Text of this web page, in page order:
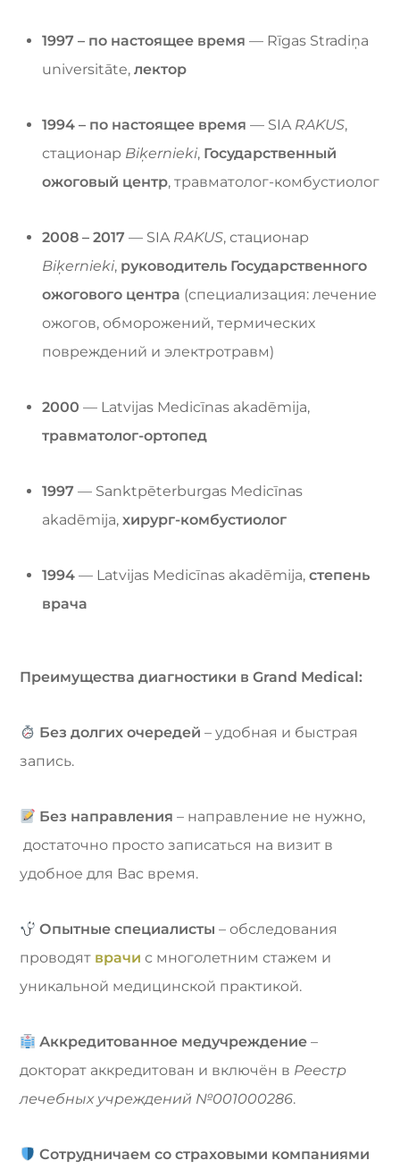
1997 – по настоящее время — Rīgas Stradiņa
universitāte, лектор
1994 – по настоящее время — SIA RAKUS,
стационар Biķernieki, Государственный
ожоговый центр, травматолог-комбустиолог
2008 – 2017 — SIA RAKUS, стационар
Biķernieki, руководитель Государственного
ожогового центра (специализация: лечение
ожогов, обморожений, термических
повреждений и электротравм)
2000 — Latvijas Medicīnas akadēmija,
травматолог-ортопед
1997 — Sanktpēterburgas Medicīnas
akadēmija, хирург-комбустиолог
1994 — Latvijas Medicīnas akadēmija, степень
врача
Преимущества диагностики в Grand Medical:
Без долгих очередей – удобная и быстрая
запись.
Без направления – направление не нужно,
достаточно просто записаться на визит в
удобное для Вас время.
Опытные специалисты – обследования
проводят врачи с многолетним стажем и
уникальной медицинской практикой.
Аккредитованное медучреждение –
докторат аккредитован и включён в Реестр
лечебных учреждений №001000286.
Сотрудничаем со страховыми компаниями